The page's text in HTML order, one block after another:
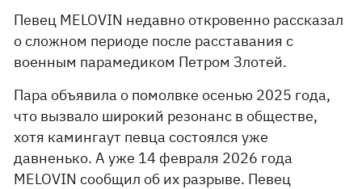
Певец MELOVIN недавно откровенно рассказал
о сложном периоде после расставания с
военным парамедиком Петром Злотей.
Пара объявила о помолвке осенью 2025 года,
что вызвало широкий резонанс в обществе,
хотя камингаут певца состоялся уже
давненько. А уже 14 февраля 2026 года
MELOVIN сообщил об их разрыве. Певец